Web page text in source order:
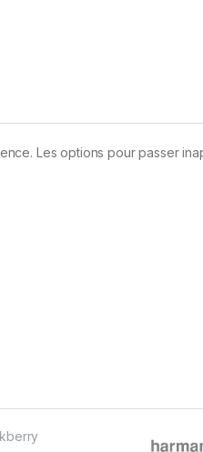
Les options pour passer